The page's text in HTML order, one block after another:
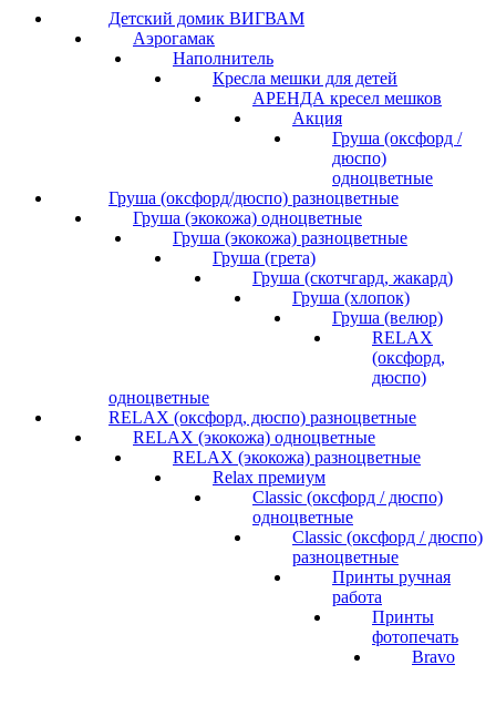
Детский домик ВИГВАМ
Аэрогамак
Наполнитель
Кресла мешки для детей
АРЕНДА кресел мешков
Акция
Груша (оксфорд /
дюспо)
одноцветные
Груша (оксфорд/дюспо) разноцветные
Груша (экокожа) одноцветные
Груша (экокожа) разноцветные
Груша (грета)
Груша (скотчгард, жакард)
Груша (хлопок)
Груша (велюр)
RELAX
(оксфорд,
дюспо)
одноцветные
RELAX (оксфорд, дюспо) разноцветные
RELAX (экокожа) одноцветные
RELAX (экокожа) разноцветные
Relax премиум
Classic (оксфорд / дюспо)
одноцветные
Classic (оксфорд / дюспо)
разноцветные
Принты ручная
работа
Принты
фотопечать
Bravo